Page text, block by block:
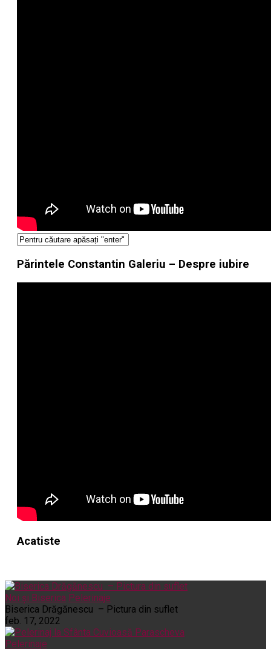
Părintele Constantin Galeriu – Despre iubire
Acatiste
Noi și Biserica Pelerinaje
Biserica Drăgănescu – Pictura din suflet
feb. 17, 2022
Pelerinaje